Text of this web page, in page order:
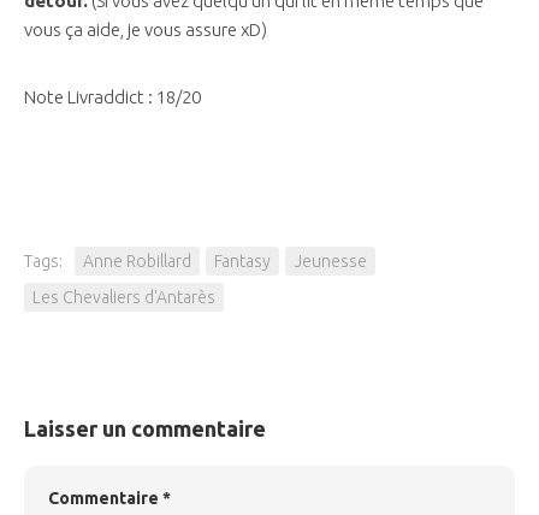
vous ça aide, je vous assure xD)
Note Livraddict : 18/20
Tags: Anne Robillard Fantasy
Jeunesse
Les Chevaliers d'Antarès
Laisser un commentaire
Commentaire *